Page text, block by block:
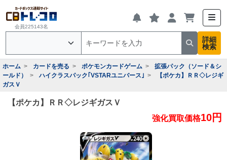
会員225143名
詳細
検索
ホーム カードを売る ポケモンカードゲーム
拡張パック（ソード＆シ
ールド）
ハイクラスパック｢VSTARユニバース｣
【ポケカ】ＲＲ◇レジギ
ガスＶ
【ポケカ】ＲＲ◇レジギガスＶ
強化買取価格10円